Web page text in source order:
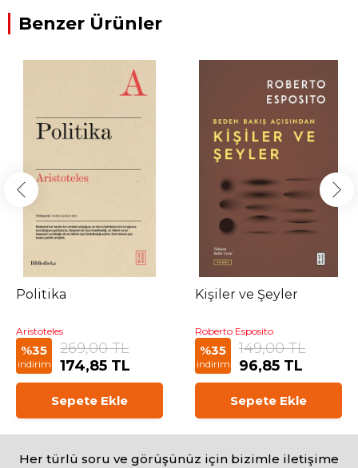
Benzer Ürünler
Politika
Aristoteles
%35
indirim
269,00 TL
174,85 TL
Sepete Ekle
Kişiler ve Şeyler
Roberto Esposito
%35
indirim
149,00 TL
96,85 TL
Sepete Ekle
Her türlü soru ve görüşünüz için bizimle iletişime